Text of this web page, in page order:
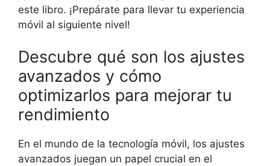
este libro. ¡Prepárate para llevar tu experiencia
móvil al siguiente nivel!
Descubre qué son los ajustes
avanzados y cómo
optimizarlos para mejorar tu
rendimiento
En el mundo de la tecnología móvil, los ajustes
avanzados juegan un papel crucial en el